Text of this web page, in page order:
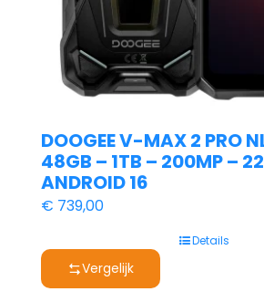
DOOGEE V-MAX 2 PRO
48GB – 1TB – 200MP –
ANDROID 16
€ 739,00
Details
Vergelijk